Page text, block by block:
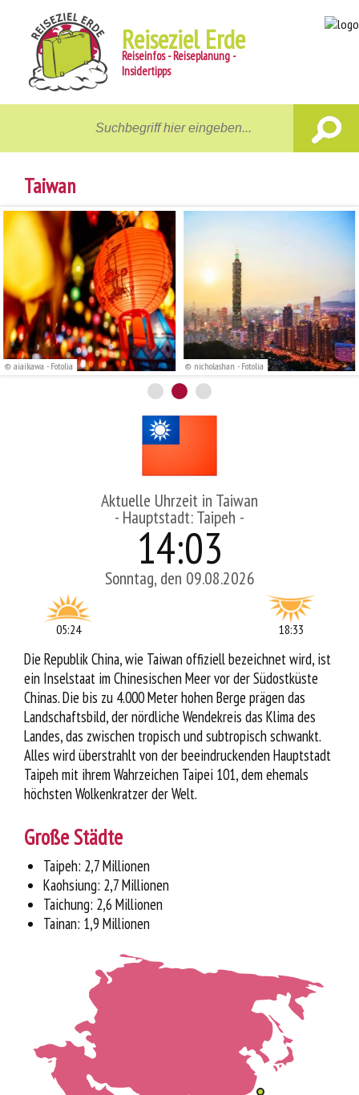
Reiseziel Erde
Reiseinfos - Reiseplanung -
Insidertipps
Unterwegs
Gastgeber
Aktiv
News
Reiseberichte
Taiwan
© aiaikawa - Fotolia © nicholashan - Fotolia
Aktuelle Uhrzeit in Taiwan
- Hauptstadt: Taipeh -
14:03
Sonntag, den 09.08.2026
05:24 18:33
Die Republik China, wie Taiwan offiziell bezeichnet wird, ist
ein Inselstaat im Chinesischen Meer vor der Südostküste
Chinas. Die bis zu 4.000 Meter hohen Berge prägen das
Landschaftsbild, der nördliche Wendekreis das Klima des
Landes, das zwischen tropisch und subtropisch schwankt.
Alles wird überstrahlt von der beeindruckenden Hauptstadt
Taipeh mit ihrem Wahrzeichen Taipei 101, dem ehemals
höchsten Wolkenkratzer der Welt.
Große Städte
Taipeh: 2,7 Millionen
Kaohsiung: 2,7 Millionen
Taichung: 2,6 Millionen
Tainan: 1,9 Millionen